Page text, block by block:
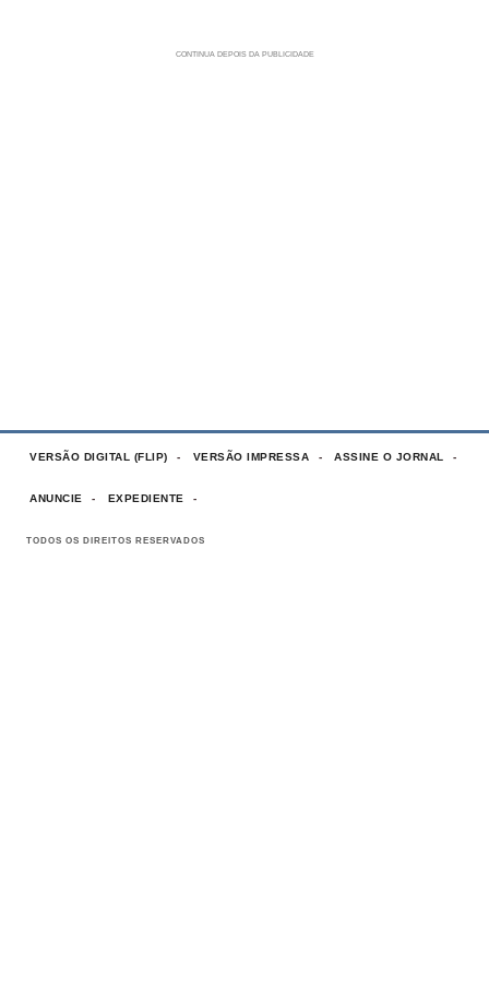
VERSÃO DIGITAL (FLIP) VERSÃO IMPRESSA ASSINE O JORNAL
ANUNCIE EXPEDIENTE
TODOS OS DIREITOS RESERVADOS